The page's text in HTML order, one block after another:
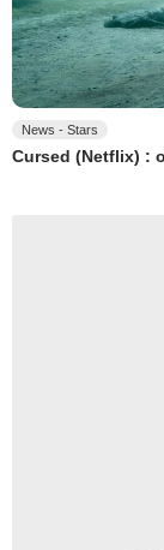
News - Stars
Cursed (Netflix) :